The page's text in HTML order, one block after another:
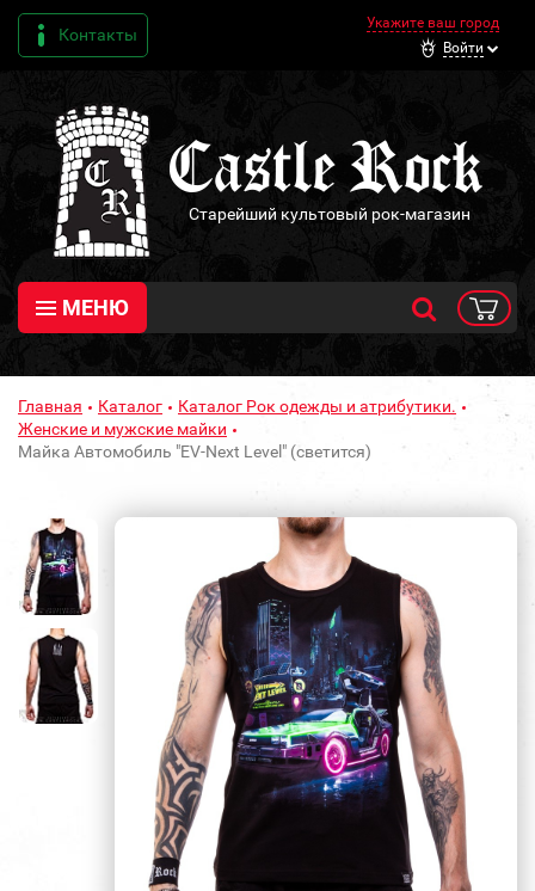
Контакты
Укажите ваш город
Войти
Старейший культовый рок-магазин
МЕНЮ
Главная Каталог
Каталог Рок одежды и атрибутики.
Женские и мужские майки
Майка Автомобиль "EV-Next Level" (светится)